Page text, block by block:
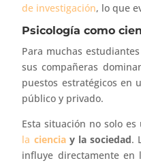
de investigación, lo que
Psicología como
Para muchas
sus compañeras
puestos estratégicos en
público y privado.
Esta situación no solo
la cienciay la sociedad.
influye directamente en